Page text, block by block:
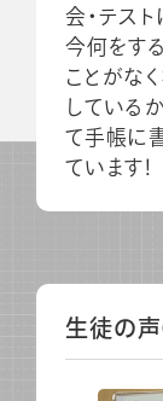
会・テス
今何をす
ことがな
している
て手帳に
ています！
生徒の